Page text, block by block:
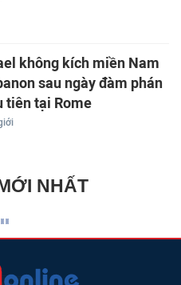
không kích miền Nam
sau ngày đàm phán
tiên tại Rome
NHẤT